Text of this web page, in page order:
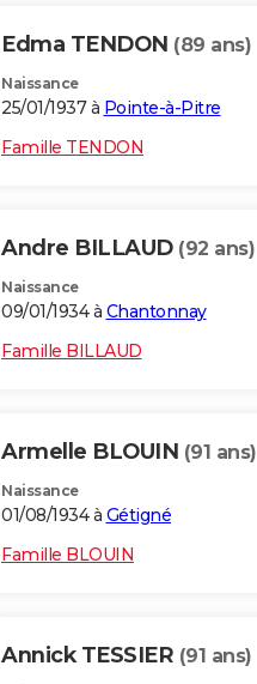
Edma TENDON (89 ans)
Naissance
25/01/1937 à Pointe-à-Pitre
Famille TENDON
Andre BILLAUD (92 ans)
Naissance
09/01/1934 à Chantonnay
Famille BILLAUD
Armelle BLOUIN (91 ans)
Naissance
01/08/1934 à Gétigné
Famille BLOUIN
Annick TESSIER (91 ans)